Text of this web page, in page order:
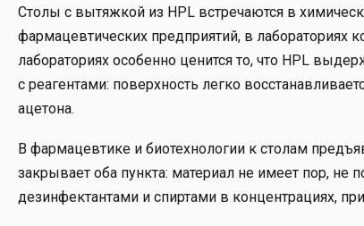
Столы с вытяжкой из HPL встречаются в
фармацевтических предприятий, в лабораториях
лабораториях особенно ценится то, что HPL
с реагентами: поверхность легко
ацетона.
В фармацевтике и биотехнологии к столам
закрывает оба пункта: материал не имеет пор,
дезинфектантами и спиртами в концентрациях,